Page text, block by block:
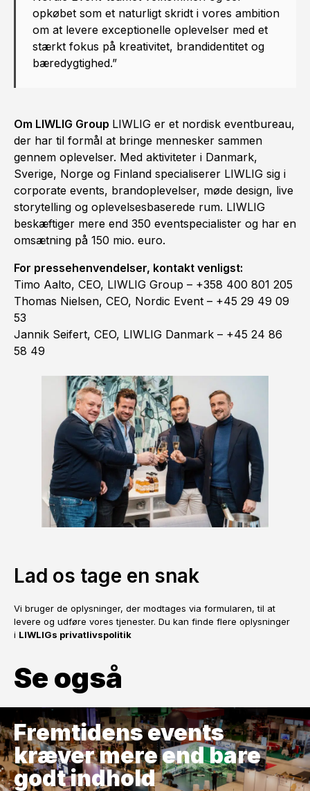
opkøbet som et naturligt skridt i vores ambition
om at levere exceptionelle oplevelser med et
stærkt fokus på kreativitet, brandidentitet og
bæredygtighed.”
Om LIWLIG Group LIWLIG er et nordisk eventbureau,
der har til formål at bringe mennesker sammen
gennem oplevelser. Med aktiviteter i Danmark,
Sverige, Norge og Finland specialiserer LIWLIG sig i
corporate events, brandoplevelser, møde design, live
storytelling og oplevelsesbaserede rum. LIWLIG
beskæftiger mere end 350 eventspecialister og har en
omsætning på 150 mio. euro.
For pressehenvendelser, kontakt venligst:
Timo Aalto, CEO, LIWLIG Group – +358 400 801 205
Thomas Nielsen, CEO, Nordic Event – +45 29 49 09
53
Jannik Seifert, CEO, LIWLIG Danmark – +45 24 86
58 49
Lad os tage en snak
Vi bruger de oplysninger, der modtages via formularen, til at
levere og udføre vores tjenester. Du kan finde flere oplysninger
i LIWLIGs privatlivspolitik
Se også
Fremtidens events
kræver mere end bare
godt indhold